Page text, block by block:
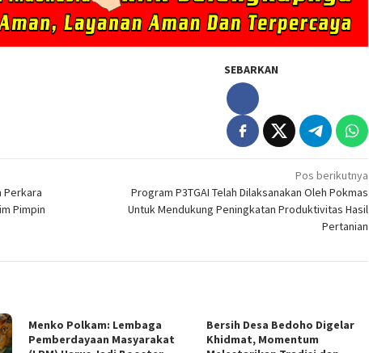
SEBARKAN
Perkara
Pimpin
Pos berikutnya
Program P3TGAI Telah Dilaksanakan Oleh Pokmas
Untuk Mendukung Peningkatan Produktivitas Hasil
Pertanian
Menko Polkam: Lembaga
Pemberdayaan Masyarakat
Bersih Desa Bedoho Digelar
Khidmat, Momentum